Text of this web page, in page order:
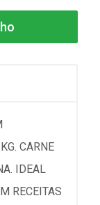
CARNE
IDEAL
RECEITAS